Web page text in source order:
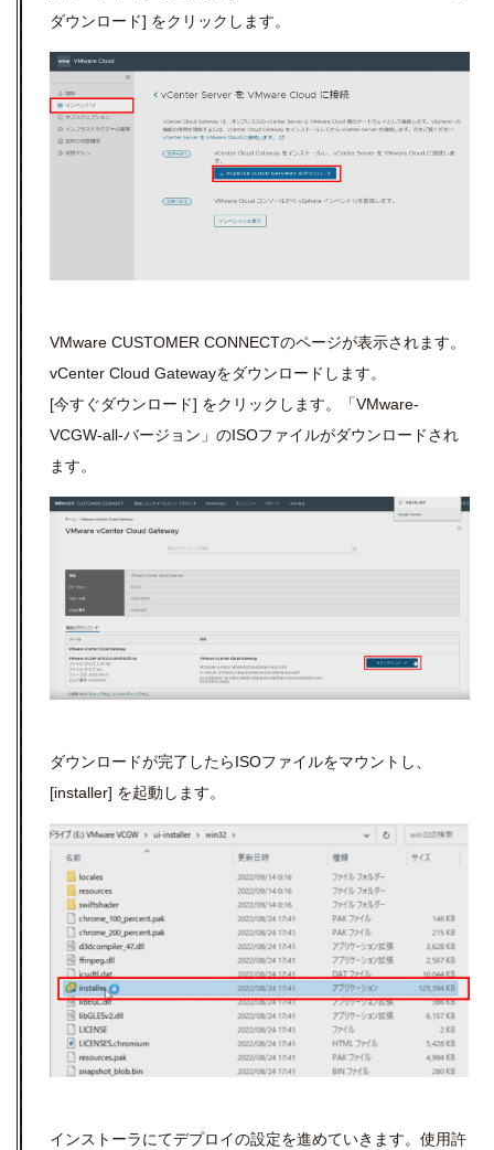
ダウンロード] をクリックします。
VMware CUSTOMER CONNECTのページが表示されます。
vCenter Cloud Gatewayをダウンロードします。
[今すぐダウンロード] をクリックします。「VMware-
VCGW-all-バージョン」のISOファイルがダウンロードされ
ます。
ダウンロードが完了したらISOファイルをマウントし、
[installer] を起動します。
インストーラにてデプロイの設定を進めていきます。使用許